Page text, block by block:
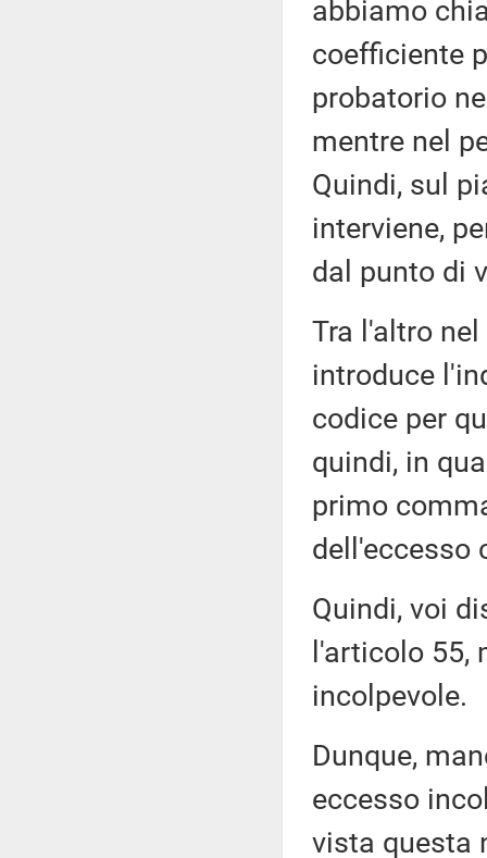
abbiamo
coefficiente
probatorio
mentre nel
Quindi, sul
interviene,
dal punto di
Tra l'altro
introduce
codice per
quindi, in
primo
dell'eccesso
Quindi, voi
l'articolo 55,
incolpevole.
Dunque,
eccesso
vista questa